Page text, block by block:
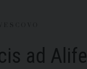
ad Alife